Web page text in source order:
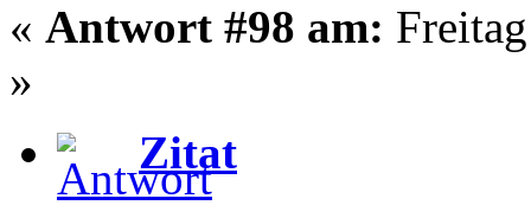
« Antwort #98 am:
»
Zitat